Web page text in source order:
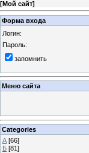
[Мой сайт]
Форма входа
Логин:
Пароль:
запомнить
Меню сайта
Categories
А [66]
Б [81]